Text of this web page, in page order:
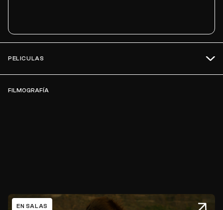
PELICULAS
FILMOGRAFÍA
EN SALAS